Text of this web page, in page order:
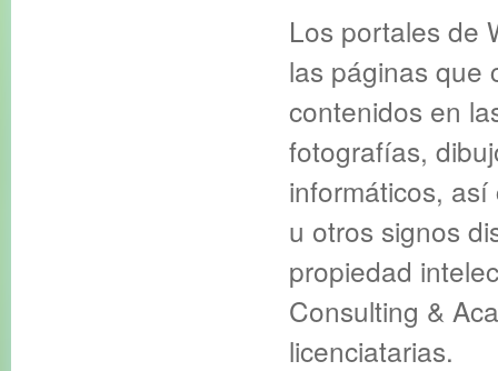
Los portales de
las páginas que
contenidos en
fotografías,
informáticos,
u otros signos
propiedad
Consulting &
licenciatarias.